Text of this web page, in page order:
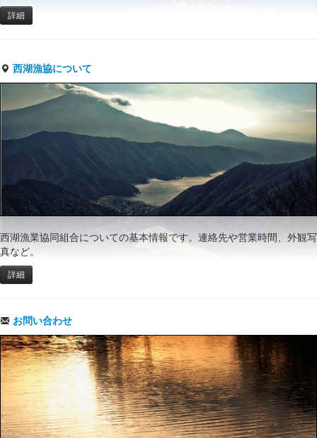
詳細
西湖漁協について
西湖漁業協同組合についての基本情報です。連絡先や営業時間、外観写
真など。
詳細
お問い合わせ